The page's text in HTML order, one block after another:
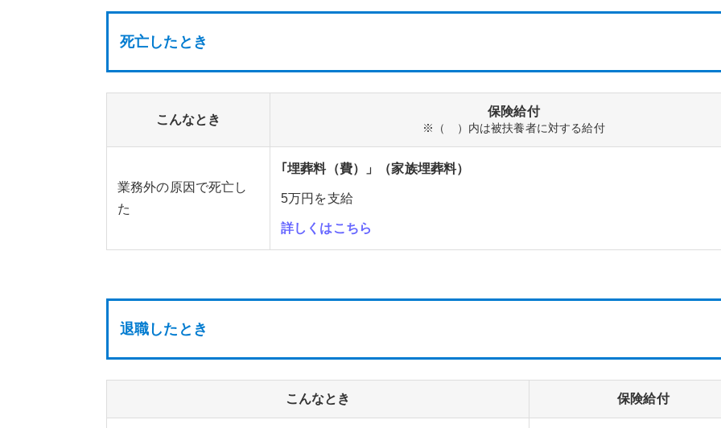
死亡したとき
こんなとき
保険給付
※（ ）内は被扶養者に対する給付
業務外の原因で死亡し
た
｢埋葬料（費）」（家族埋葬料）
5万円を支給
詳しくはこちら
退職したとき
こんなとき 保険給付